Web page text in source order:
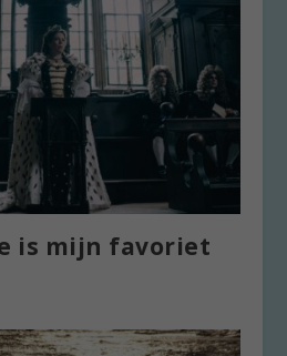
is mijn favoriet